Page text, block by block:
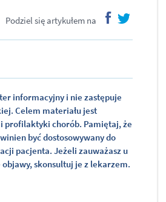
Podziel się artykułem na
informacyjny i nie zastępuje
Celem materiału jest
profilaktyki chorób. Pamiętaj, że
być dostosowywany do
pacjenta. Jeżeli zauważasz u
skonsultuj je z lekarzem.